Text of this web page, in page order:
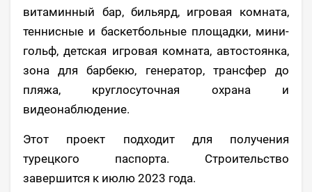
витаминный бар, бильярд, игровая комната,
теннисные и баскетбольные площадки, мини-
гольф, детская игровая комната, автостоянка,
зона для барбекю, генератор, трансфер до
пляжа, круглосуточная охрана и
видеонаблюдение.
Этот проект подходит для получения
турецкого паспорта. Строительство
завершится к июлю 2023 года.